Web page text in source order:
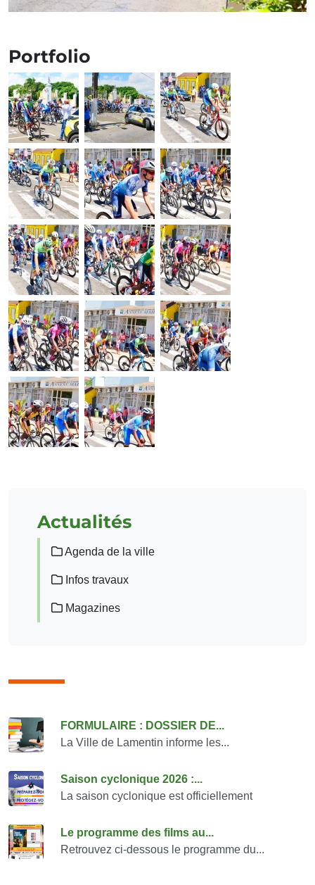
Portfolio
Actualités
Agenda de la ville
Infos travaux
Magazines
Consulter également
FORMULAIRE : DOSSIER DE...
La Ville de Lamentin informe les...
Saison cyclonique 2026 :...
La saison cyclonique est officiellement
Le programme des films au...
Retrouvez ci-dessous le programme du...